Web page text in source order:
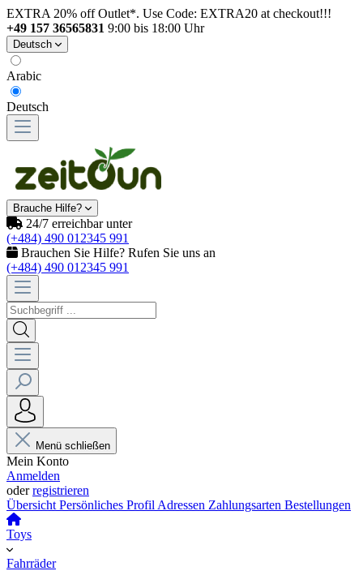
EXTRA 20% off Outlet*. Use Code: EXTRA20 at checkout!!!
+49 157 36565831 9:00 bis 18:00 Uhr
Deutsch
Arabic
Deutsch
Brauche Hilfe?
24/7 erreichbar unter
(+484) 490 012345 991
Brauchen Sie Hilfe? Rufen Sie uns an
(+484) 490 012345 991
Menü schließen
Mein Konto
Anmelden
oderregistrieren
Übersicht Persönliches Profil Adressen Zahlungsarten Bestellungen
Toys
Fahrräder